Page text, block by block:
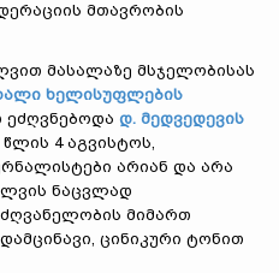
მთავრობის
მასალაზე მსჯელობისას
ხელისუფლების
დ. მედვედევის
წლის 4 აგვისტოს,
არიან და არა
ნაცვლად
მიმართ
ცინიკური ტონით